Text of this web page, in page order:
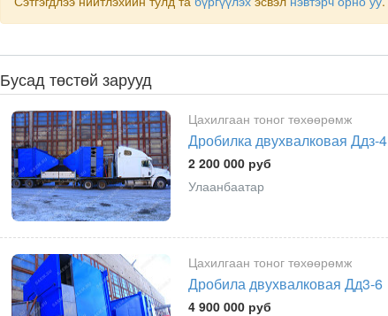
Бусад төстөй зарууд
Цахилгаан тоног төхөөрөмж
Дробилка двухвалковая Ддз-4
2 200 000 руб
Улаанбаатар
Цахилгаан тоног төхөөрөмж
Дробила двухвалковая Дд3-6
4 900 000 руб